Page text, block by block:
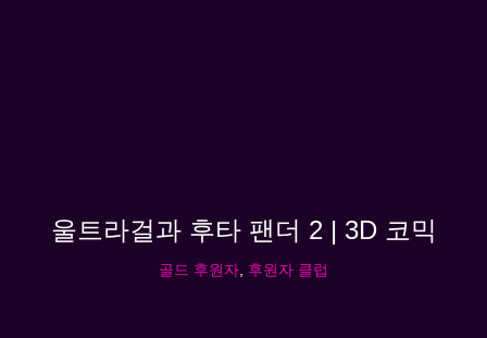
울트라걸과 후타 팬더 2 | 3D 코믹
골드 후원자 후원자 클럽